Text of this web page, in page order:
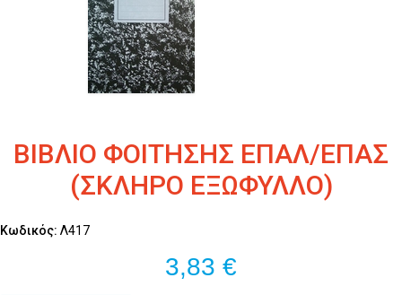
ΒΙΒΛΙΟ ΦΟΙΤΗΣΗΣ ΕΠΑΛ/ΕΠΑΣ
(ΣΚΛΗΡΟ ΕΞΩΦΥΛΛΟ)
Κωδικός: Λ417
3,83 €